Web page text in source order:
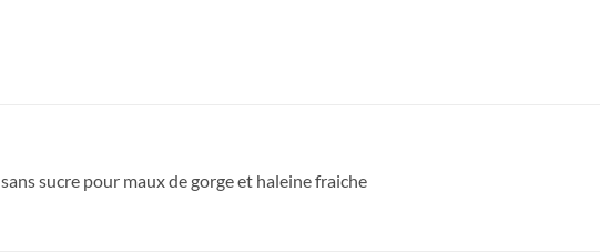
sucre pour maux de gorge et haleine fraiche